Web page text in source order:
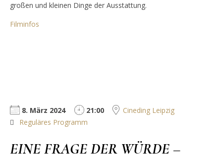
großen und kleinen Dinge der Ausstattung.
Filminfos
8. März 2024 21:00
Cineding Leipzig
Reguläres Programm
EINE FRAGE DER WÜRDE –